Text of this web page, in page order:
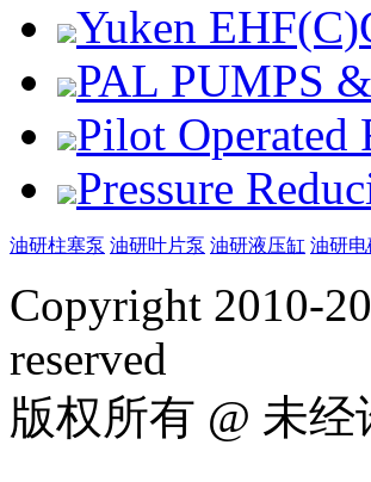
Yuken
PAL PUMPS
Pilot Operated
Pressure
油研柱塞泵 油研叶片泵 油研液压缸 油研电
Copyright 2010-
reserved
版权所有 @ 未